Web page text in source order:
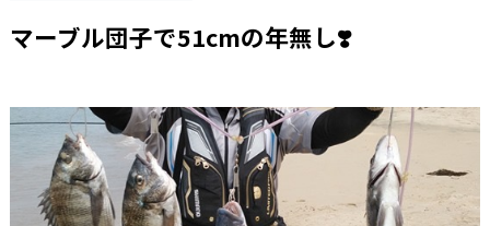
マーブル団子で51cmの年無し❣️